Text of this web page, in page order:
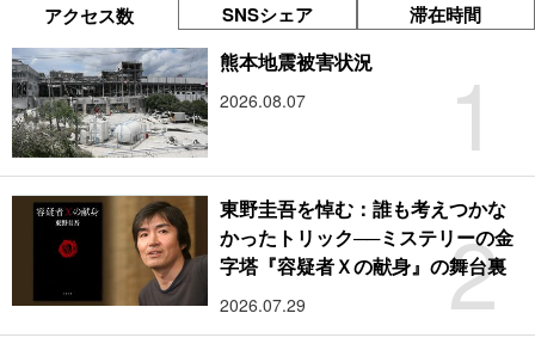
アクセス数 SNSシェア 滞在時間
1
熊本地震被害状況
2026.08.07
2
東野圭吾を悼む：誰も考えつかな
かったトリック──ミステリーの金
字塔『容疑者Ｘの献身』の舞台裏
2026.07.29